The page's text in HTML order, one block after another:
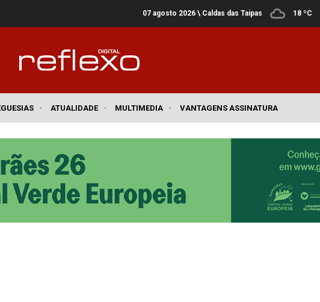
07 agosto 2026 \ Caldas das Taipas 18 ºC
· ATUALIDADE · MULTIMEDIA · VANTAGENS ASSINATURA